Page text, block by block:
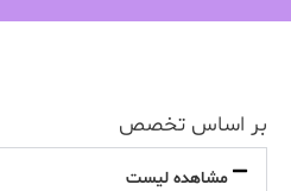
بر اساس تخصص
مشاهده لیست